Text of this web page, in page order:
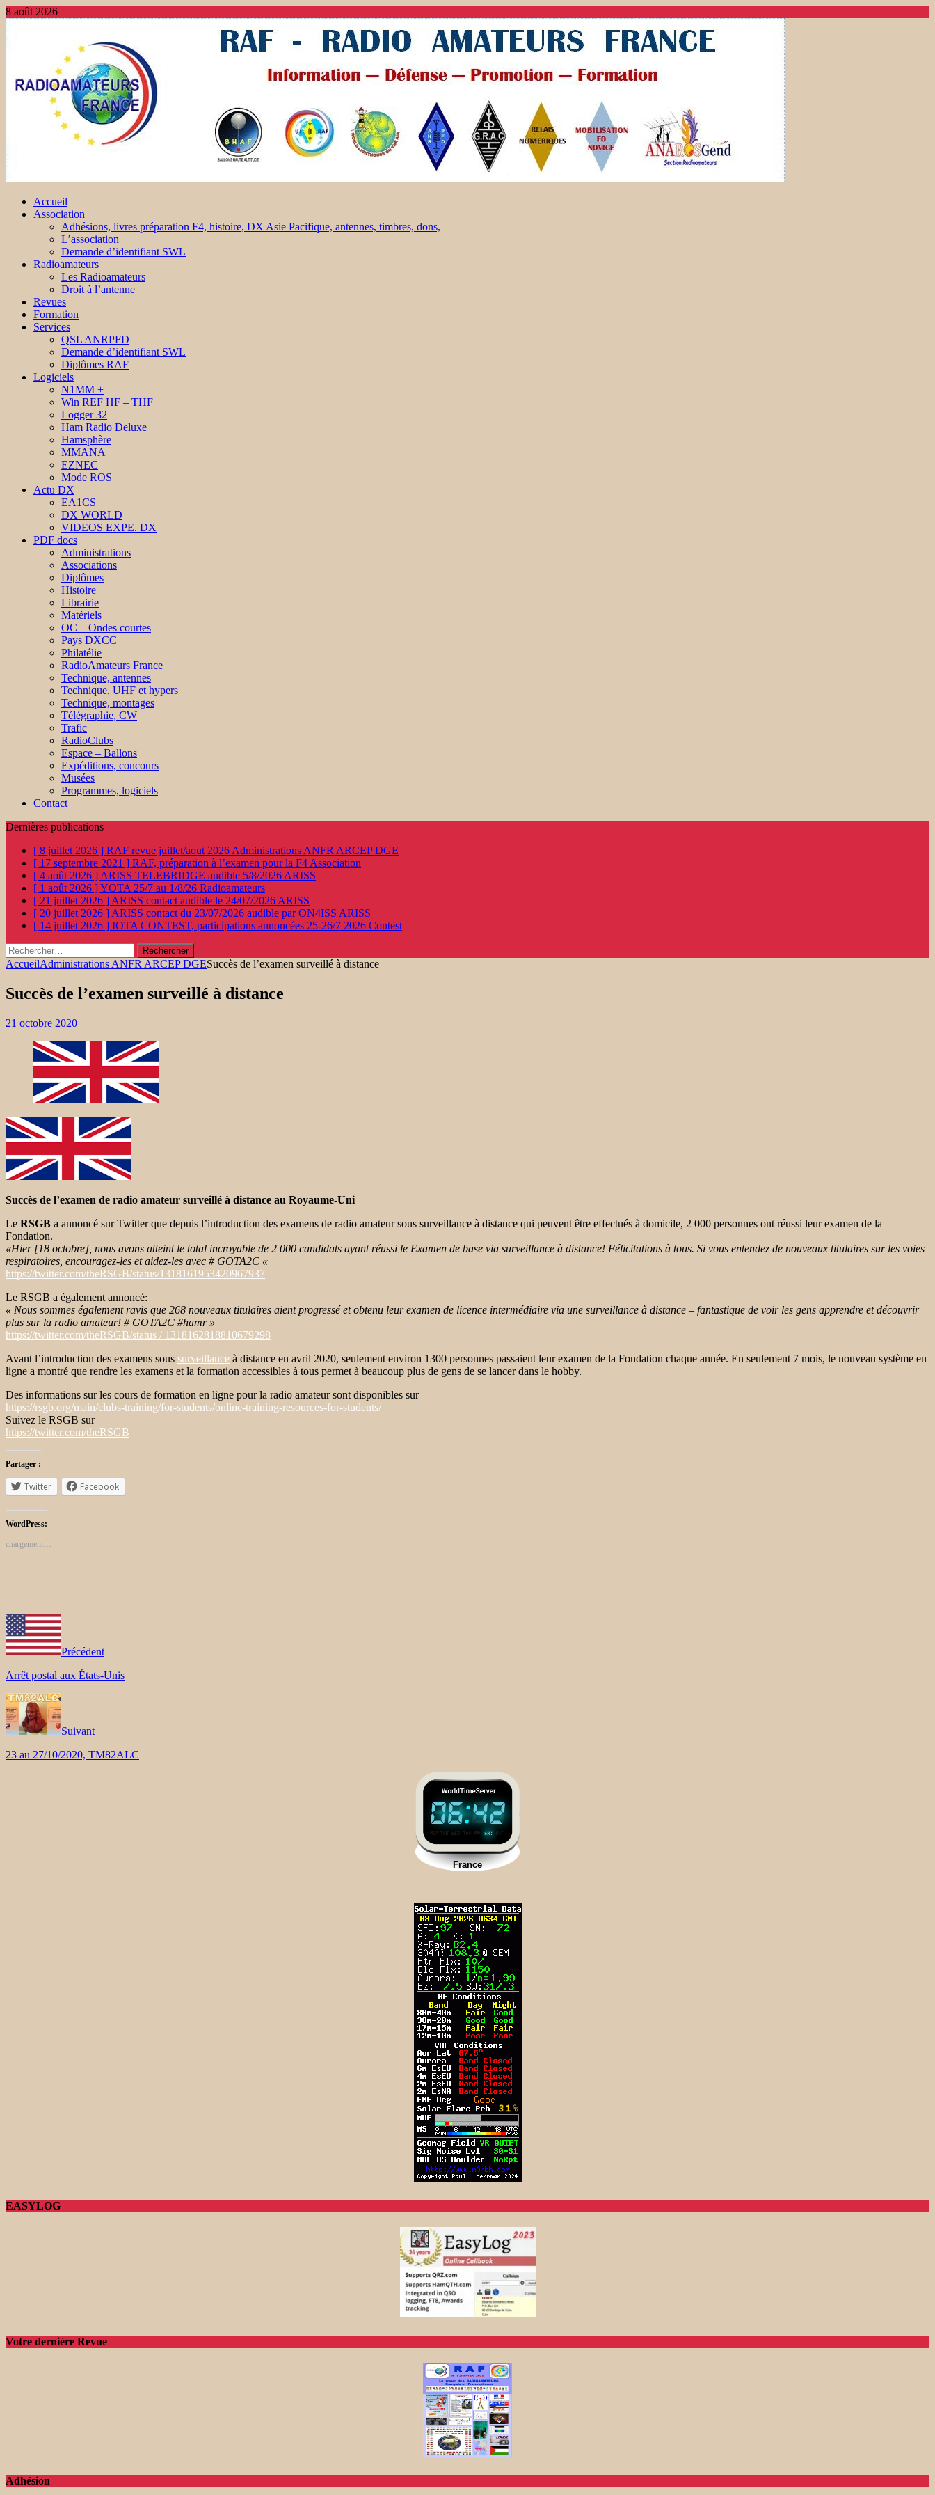
8 août 2026
Accueil
Association
Adhésions, livres préparation F4, histoire, DX Asie Pacifique, antennes, timbres, dons,
L’association
Demande d’identifiant SWL
Radioamateurs
Les Radioamateurs
Droit à l’antenne
Revues
Formation
Services
QSL ANRPFD
Demande d’identifiant SWL
Diplômes RAF
Logiciels
N1MM +
Win REF HF – THF
Logger 32
Ham Radio Deluxe
Hamsphère
MMANA
EZNEC
Mode ROS
Actu DX
EA1CS
DX WORLD
VIDEOS EXPE. DX
PDF docs
Administrations
Associations
Diplômes
Histoire
Librairie
Matériels
OC – Ondes courtes
Pays DXCC
Philatélie
RadioAmateurs France
Technique, antennes
Technique, UHF et hypers
Technique, montages
Télégraphie, CW
Trafic
RadioClubs
Espace – Ballons
Expéditions, concours
Musées
Programmes, logiciels
Contact
Dernières publications
[ 8 juillet 2026 ] RAF revue juillet/aout 2026 Administrations ANFR ARCEP DGE
[ 17 septembre 2021 ] RAF, préparation à l’examen pour la F4 Association
[ 4 août 2026 ] ARISS TELEBRIDGE audible 5/8/2026 ARISS
[ 1 août 2026 ]YOTA 25/7 au 1/8/26 Radioamateurs
[ 21 juillet 2026 ] ARISS contact audible le 24/07/2026 ARISS
[ 20 juillet 2026 ] ARISS contact du 23/07/2026 audible par ON4ISS ARISS
[ 14 juillet 2026 ] IOTA CONTEST, participations annoncées 25-26/7 2026 Contest
Rechercher :
AccueilAdministrations ANFR ARCEP DGESuccès de l’examen surveillé à distance
Succès de l’examen surveillé à distance
21 octobre 2020
Succès de l’examen de radio amateur surveillé à distance au Royaume-Uni
Le RSGB a annoncé sur Twitter que depuis l’introduction des examens de radio amateur sous surveillance à distance qui peuvent être effectués à domicile, 2 000 personnes ont réussi leur examen de la
Fondation.
«Hier [18 octobre], nous avons atteint le total incroyable de 2 000 candidats ayant réussi le Examen de base via surveillance à distance! Félicitations à tous. Si vous entendez de nouveaux titulaires sur les voies
respiratoires, encouragez-les et aidez-les avec # GOTA2C «
https://twitter.com/theRSGB/status/1318161953420967937
Le RSGB a également annoncé:
« Nous sommes également ravis que 268 nouveaux titulaires aient progressé et obtenu leur examen de licence intermédiaire via une surveillance à distance – fantastique de voir les gens apprendre et découvrir
plus sur la radio amateur! # GOTA2C #hamr »
https://twitter.com/theRSGB/status / 1318162818810679298
Avant l’introduction des examens sous surveillance à distance en avril 2020, seulement environ 1300 personnes passaient leur examen de la Fondation chaque année. En seulement 7 mois, le nouveau système en
ligne a montré que rendre les examens et la formation accessibles à tous permet à beaucoup plus de gens de se lancer dans le hobby.
Des informations sur les cours de formation en ligne pour la radio amateur sont disponibles sur
https://rsgb.org/main/clubs-training/for-students/online-training-resources-for-students/
Suivez le RSGB sur
https://twitter.com/theRSGB
Partager :
Twitter Facebook
WordPress:
chargement…
Précédent
Arrêt postal aux États-Unis
Suivant
23 au 27/10/2020, TM82ALC
EASYLOG
Votre dernière Revue
Adhésion